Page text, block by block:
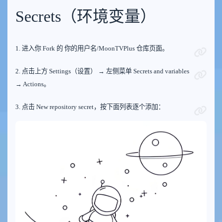
Secrets（环境变量）
1. 进入你 Fork 的 你的用户名/MoonTVPlus 仓库页面。
2. 点击上方 Settings（设置） → 左侧菜单 Secrets and variables
→ Actions。
3. 点击 New repository secret，按下面列表逐个添加：